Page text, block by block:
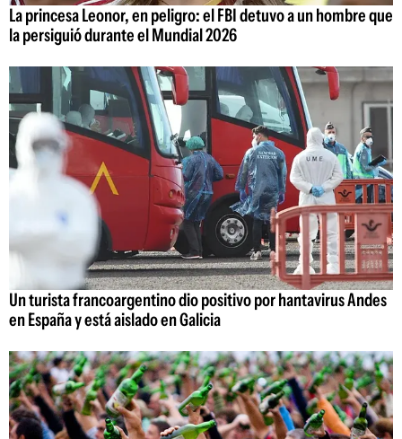
La princesa Leonor, en peligro: el FBI detuvo a un hombre que
la persiguió durante el Mundial 2026
Un turista francoargentino dio positivo por hantavirus Andes
en España y está aislado en Galicia